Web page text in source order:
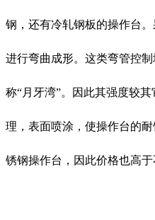
钢，还有冷轧钢板的操作台
进行弯曲成形。这类弯管控
称“月牙湾”。因此其强度较
理，表面喷涂，使操作台的
锈钢操作台，因此价格也高于